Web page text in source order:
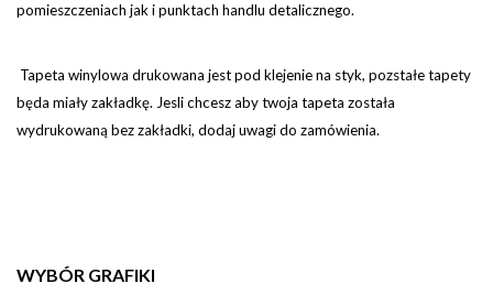
pomieszczeniach jak i punktach handlu detalicznego.
Tapeta winylowa drukowana jest pod klejenie na styk, pozstałe tapety
będa miały zakładkę. Jesli chcesz aby twoja tapeta została
wydrukowaną bez zakładki, dodaj uwagi do zamówienia.
WYBÓR GRAFIKI